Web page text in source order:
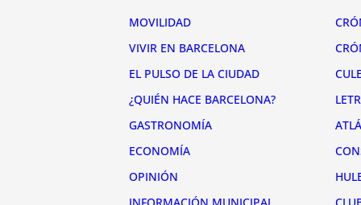
MOVILIDAD
VIVIR EN BARCELONA
EL PULSO DE LA CIUDAD
¿QUIÉN HACE BARCELONA?
GASTRONOMÍA
ECONOMÍA
OPINIÓN